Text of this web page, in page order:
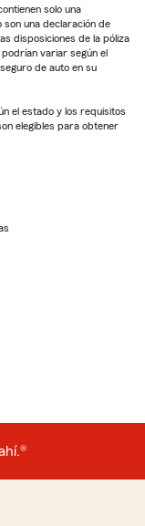
solo una
una declaración de
disposiciones de la póliza
variar según el
de auto en su
el estado y los requisitos
elegibles para obtener